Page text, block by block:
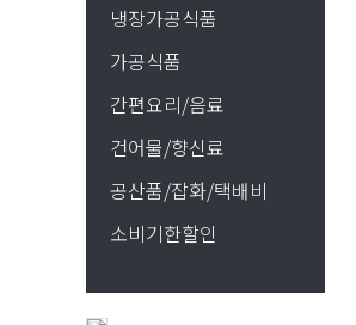
냉장가공식품
가공식품
간편요리/음료
건어물/향신료
공산품/잡화/택배비
소비기한할인